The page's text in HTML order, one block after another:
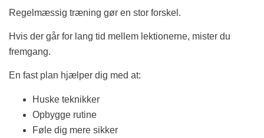
Regelmæssig træning gør en stor forskel.
Hvis der går for lang tid mellem lektionerne, mister du
fremgang.
En fast plan hjælper dig med at:
Huske teknikker
Opbygge rutine
Føle dig mere sikker